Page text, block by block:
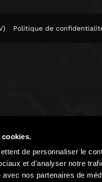
de personnaliser le
et d'analyser notre
avec nos partenaires de
Politique de